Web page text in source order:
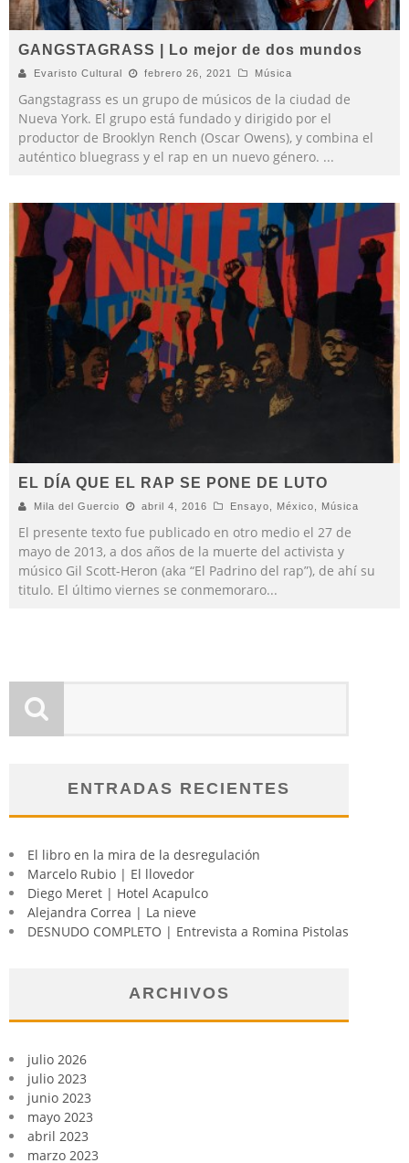
GANGSTAGRASS | Lo mejor de dos mundos
Evaristo Cultural febrero 26, 2021 Música
Gangstagrass es un grupo de músicos de la ciudad de
Nueva York. El grupo está fundado y dirigido por el
productor de Brooklyn Rench (Oscar Owens), y combina el
auténtico bluegrass y el rap en un nuevo género. ...
EL DÍA QUE EL RAP SE PONE DE LUTO
Mila del Guercio abril 4, 2016 Ensayo México Música
El presente texto fue publicado en otro medio el 27 de
mayo de 2013, a dos años de la muerte del activista y
músico Gil Scott-Heron (aka “El Padrino del rap”), de ahí su
titulo. El último viernes se conmemoraro...
ENTRADAS RECIENTES
El libro en la mira de la desregulación
Marcelo Rubio | El llovedor
Diego Meret | Hotel Acapulco
Alejandra Correa | La nieve
DESNUDO COMPLETO | Entrevista a Romina Pistolas
ARCHIVOS
julio 2026
julio 2023
junio 2023
mayo 2023
abril 2023
marzo 2023